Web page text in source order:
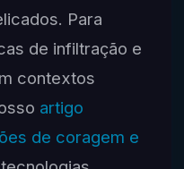
Para
de infiltração e
contextos
artigo
de coragem e